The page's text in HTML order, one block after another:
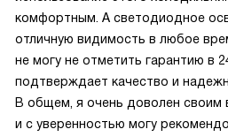
комфортным. А светодиодное
отличную видимость в любое
не могу не отметить гарантию в
подтверждает качество и
В общем, я очень доволен своим
и с уверенностью могу